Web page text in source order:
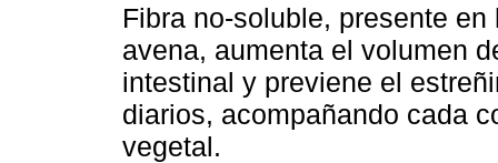
Fibra no-soluble, presente
avena, aumenta el volumen
intestinal y previene el
diarios, acompañando cada
vegetal.